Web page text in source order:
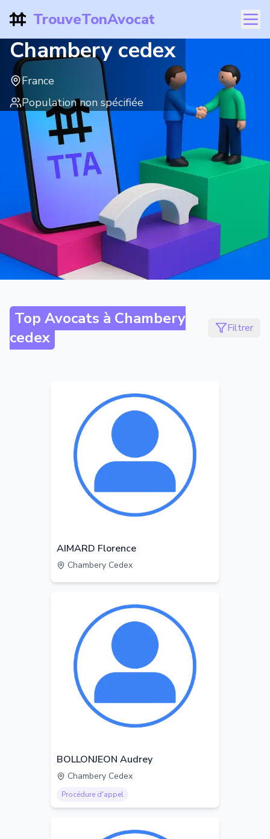
TrouveTonAvocat
Chambery cedex
France
Population non spécifiée
Top Avocats à Chambery
cedex
Filtrer
AIMARD Florence
Chambery Cedex
BOLLONJEON Audrey
Chambery Cedex
Procédure d'appel